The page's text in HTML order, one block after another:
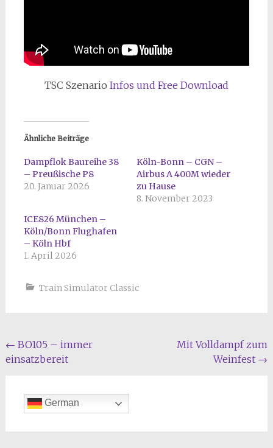
TSC Szenario Infos und Free Download
Ähnliche Beiträge
Dampflok Baureihe 38
– Preußische P8
20. Januar 2026
Köln-Bonn – CGN –
Airbus A 400M wieder
zu Hause
8. November 2023
ICE826 München –
Köln/Bonn Flughafen
– Köln Hbf
1. April 2026
Train Simulator Classic
Beitragsnavigation
← BO105 – immer
einsatzbereit
Mit Volldampf zum
Weinfest →
German